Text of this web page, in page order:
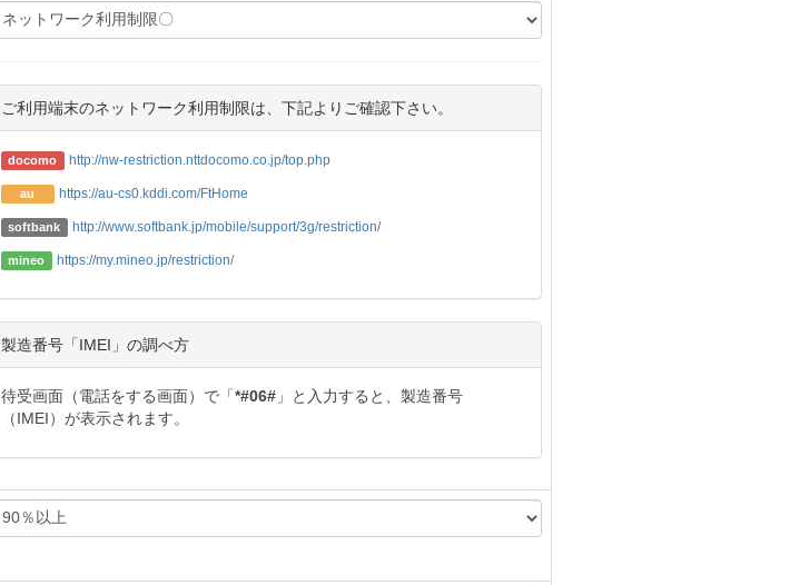
ご利用端末のネットワーク利用制限は、下記よりご確認下さい。
docomo http://nw-restriction.nttdocomo.co.jp/top.php
au https://au-cs0.kddi.com/FtHome
softbank http://www.softbank.jp/mobile/support/3g/restriction/
mineo https://my.mineo.jp/restriction/
製造番号「IMEI」の調べ方
待受画面（電話をする画面）で「*#06# 」と入力すると、製造番号
（IMEI）が表示されます。